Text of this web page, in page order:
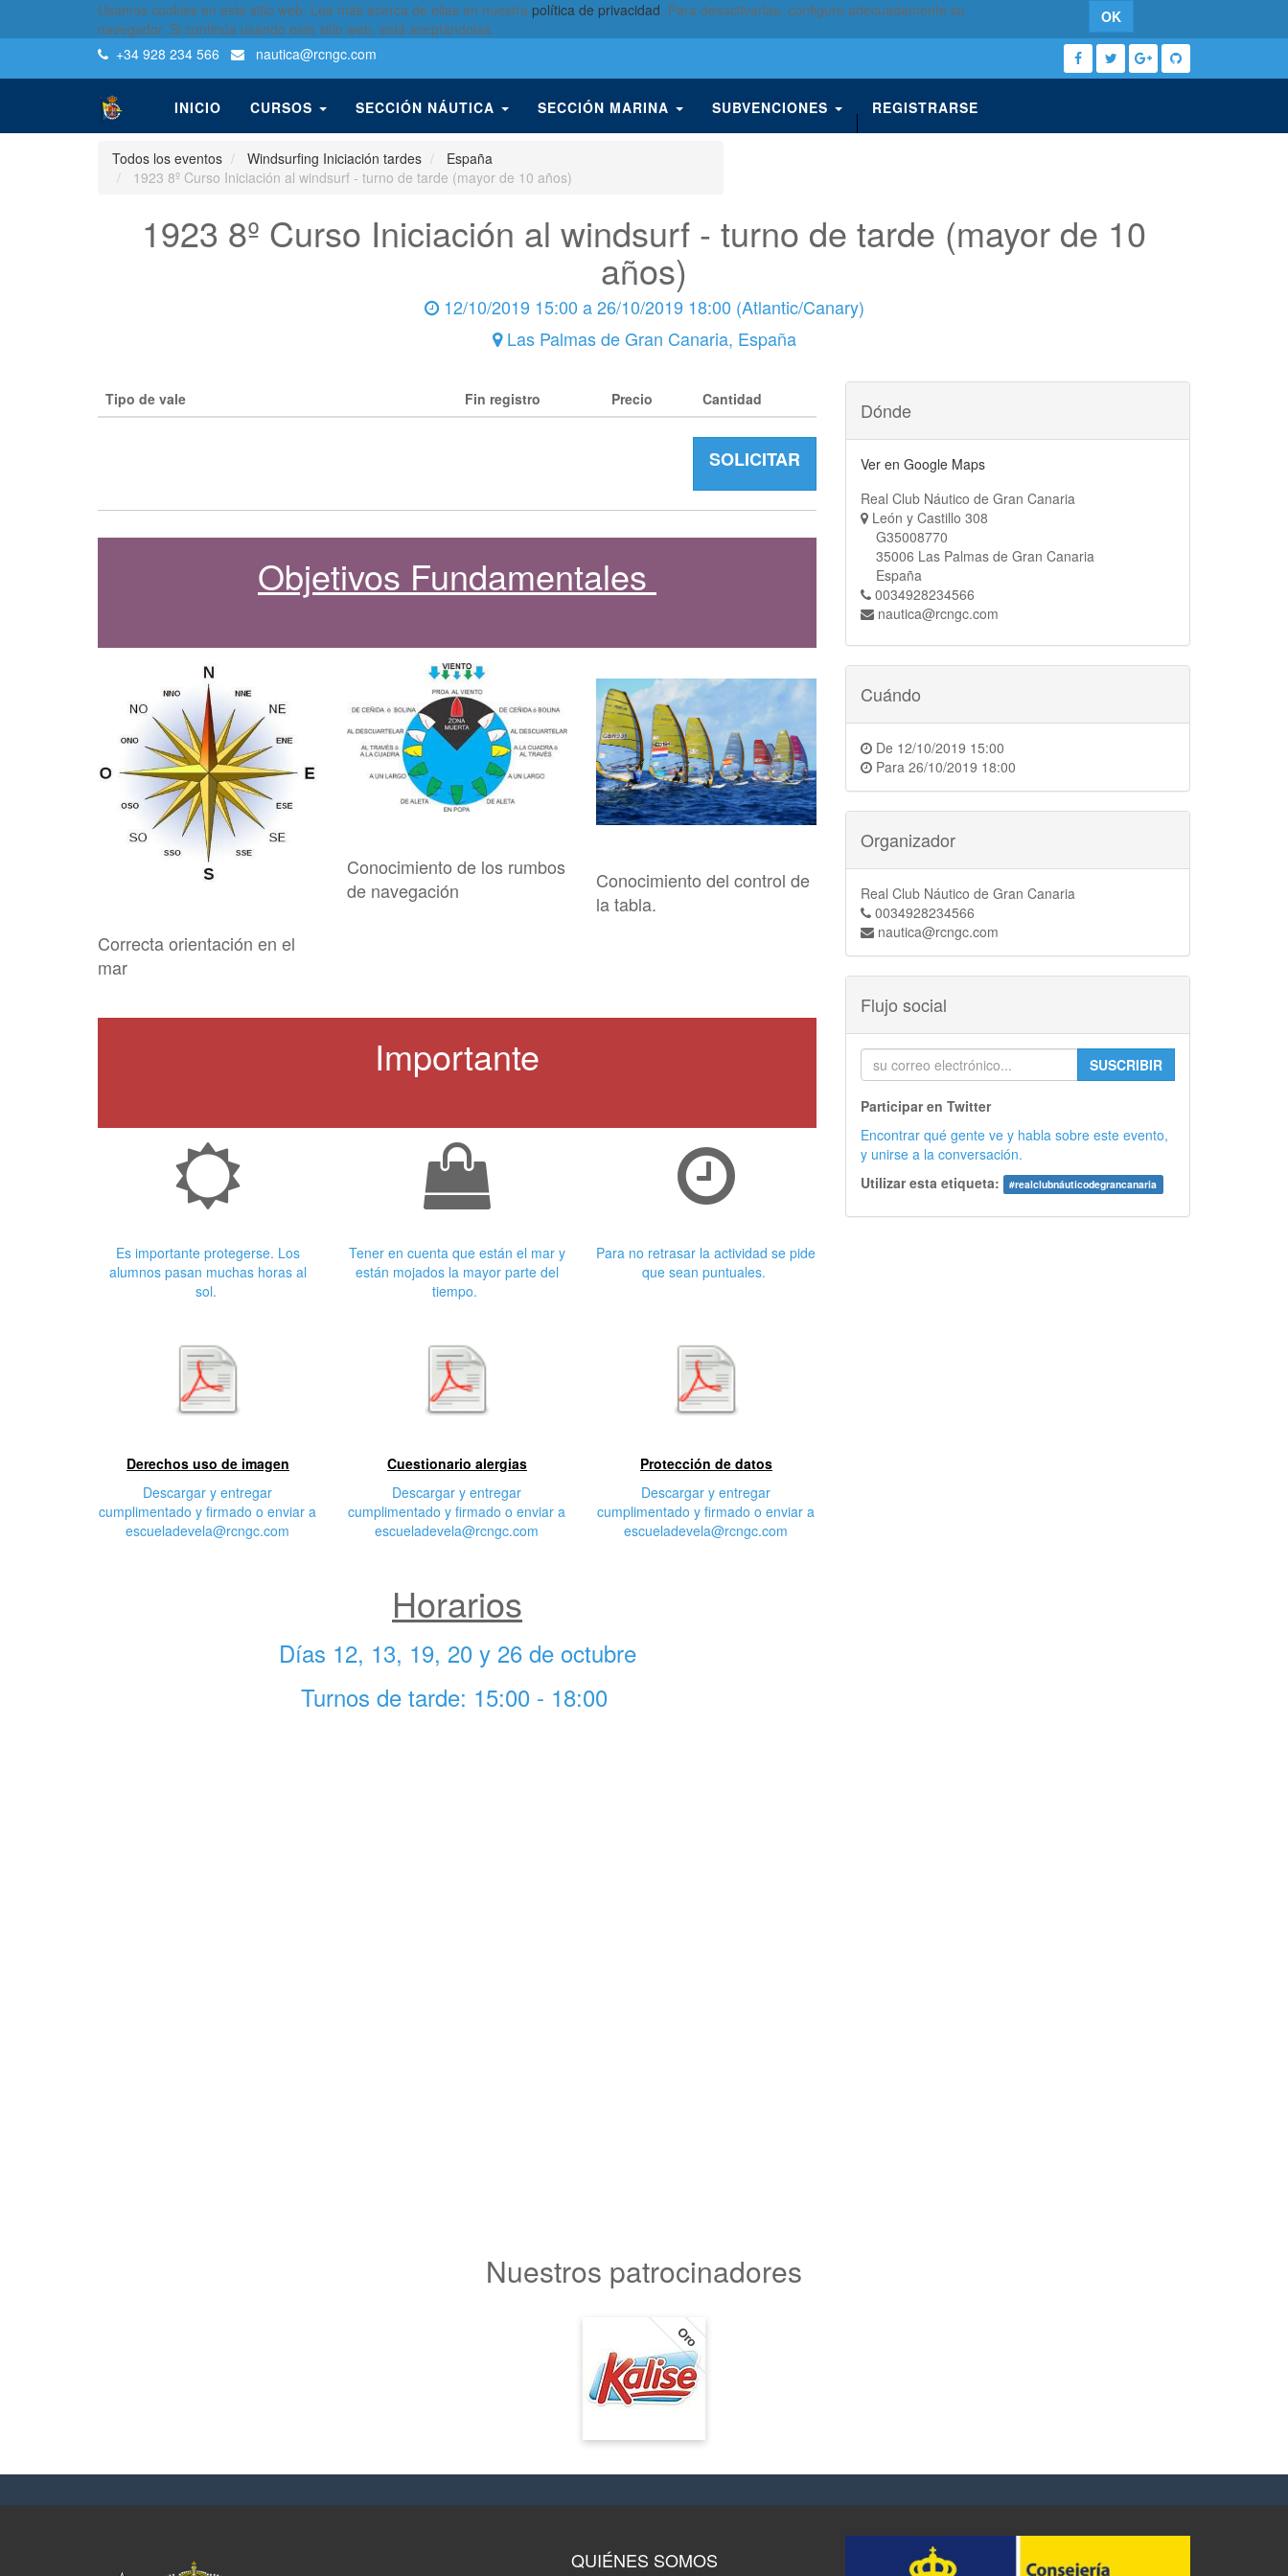
Usamos cookies en este sitio web. Lea más acerca de ellas en nuestra política de privacidad. Para desactivarlas, configure adecuadamente su
navegador. Si continúa usando este sitio web, está aceptándolas.
OK
+34 928 234 566
nautica@rcngc.com
INICIO CURSOS SECCIÓN NÁUTICA SECCIÓN MARINA SUBVENCIONES REGISTRARSE
Todos los eventos Windsurfing Iniciación tardes
España
1923 8º Curso Iniciación al windsurf - turno de tarde (mayor de 10 años)
1923 8º Curso Iniciación al windsurf - turno de tarde (mayor de 10
años)
12/10/2019 15:00 a26/10/2019 18:00 (Atlantic/Canary)
Las Palmas de Gran Canaria, España
Tipo de vale Fin registro Precio Cantidad
SOLICITAR
Objetivos Fundamentales
Correcta orientación en el
mar
Conocimiento de los rumbos
de navegación
Conocimiento del control de
la tabla.
Importante
Es importante protegerse. Los
alumnos pasan muchas horas al
sol.
Tener en cuenta que están el mar y
están mojados la mayor parte del
tiempo.
Para no retrasar la actividad se pide
que sean puntuales.
Derechos uso de imagen
Descargar y entregar
cumplimentado y firmado o enviar a
escueladevela@rcngc.com
Cuestionario alergias
Descargar y entregar
cumplimentado y firmado o enviar a
escueladevela@rcngc.com
Protección de datos
Descargar y entregar
cumplimentado y firmado o enviar a
escueladevela@rcngc.com
Horarios
Días 12, 13, 19, 20 y 26 de octubre
Turnos de tarde: 15:00 - 18:00
Dónde
Ver en Google Maps
Real Club Náutico de Gran Canaria
León y Castillo 308
G35008770
35006 Las Palmas de Gran Canaria
España
0034928234566
nautica@rcngc.com
Cuándo
De 12/10/2019 15:00
Para 26/10/2019 18:00
Organizador
Real Club Náutico de Gran Canaria
0034928234566
nautica@rcngc.com
Flujo social
SUSCRIBIR
Participar en Twitter
Encontrar qué gente ve y habla sobre este evento,
y unirse a la conversación.
Utilizar esta etiqueta:
#realclubnáuticodegrancanaria
Nuestros patrocinadores
Oro
QUIÉNES SOMOS